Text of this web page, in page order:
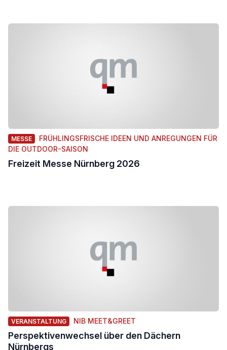
MESSE
FRÜHLINGSFRISCHE IDEEN UND ANREGUNGEN FÜR
DIE OUTDOOR-SAISON
Freizeit Messe Nürnberg 2026
VERANSTALTUNG NIB MEET&GREET
Perspektivenwechsel über den Dächern
Nürnbergs